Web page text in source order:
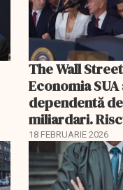
The Wall
Economia
dependentă de
miliardari.
pentru burse
18 FEBRUARIE 2026